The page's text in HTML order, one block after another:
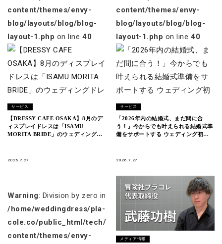
content/themes/envy-
blog/layouts/blog/blog-
layout-1.php on line40
サービス
【DRESSY CAFE OSAKA】8月のデ
ィスプレイドレスは「ISAMU
MORITA BRIDE」のウェディングド
2026.7.27
content/themes/envy-
blog/layouts/blog/blog-
layout-1.php on line40
サービス
「2026年内の結婚式、まだ間に合
う！」今からでも叶えられる結婚式準
備をサポートする ウェディング初体
2026.7.27
Warning: Division by zero in
/home/weddingdress/pla-
cole.co/public_html/tech/wp-
content/themes/envy-
メディア情報